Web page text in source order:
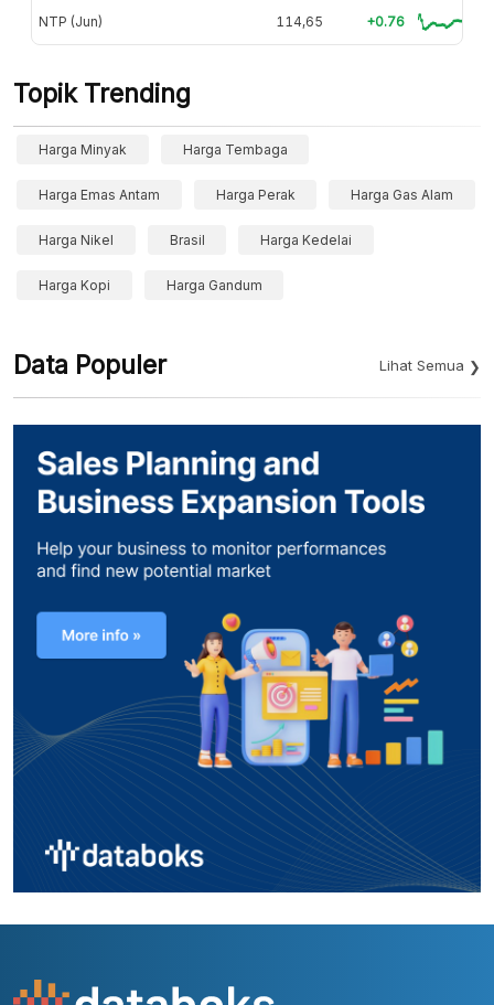
NTP (Jun) 114,65 +0.76
Topik Trending
Harga Minyak Harga Tembaga
Harga Emas Antam Harga Perak Harga Gas Alam
Harga Nikel Brasil Harga Kedelai
Harga Kopi Harga Gandum
Data Populer Lihat Semua